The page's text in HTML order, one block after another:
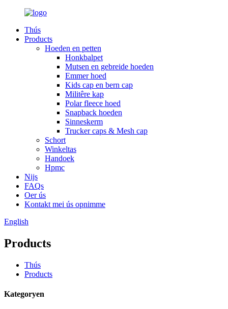
Thús
Products
Hoeden en petten
Honkbalpet
Mutsen en gebreide hoeden
Emmer hoed
Kids cap en bern cap
Militêre kap
Polar fleece hoed
Snapback hoeden
Sinneskerm
Trucker caps & Mesh cap
Schort
Winkeltas
Handoek
Hpmc
Nijs
FAQs
Oer ús
Kontakt mei ús opnimme
English
Products
Thús
Products
Kategoryen